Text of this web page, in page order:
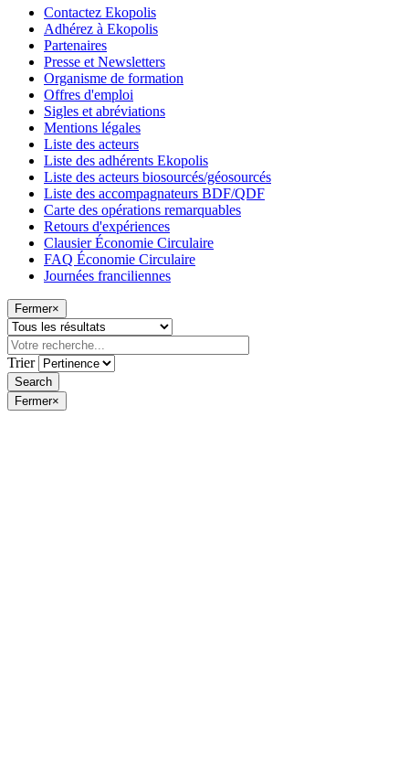
Contactez Ekopolis
Adhérez à Ekopolis
Partenaires
Presse et Newsletters
Organisme de formation
Offres d'emploi
Sigles et abréviations
Mentions légales
Liste des acteurs
Liste des adhérents Ekopolis
Liste des acteurs biosourcés/géosourcés
Liste des accompagnateurs BDF/QDF
Carte des opérations remarquables
Retours d'expériences
Clausier Économie Circulaire
FAQ Économie Circulaire
Journées franciliennes
Fermer×
Trier
Fermer×